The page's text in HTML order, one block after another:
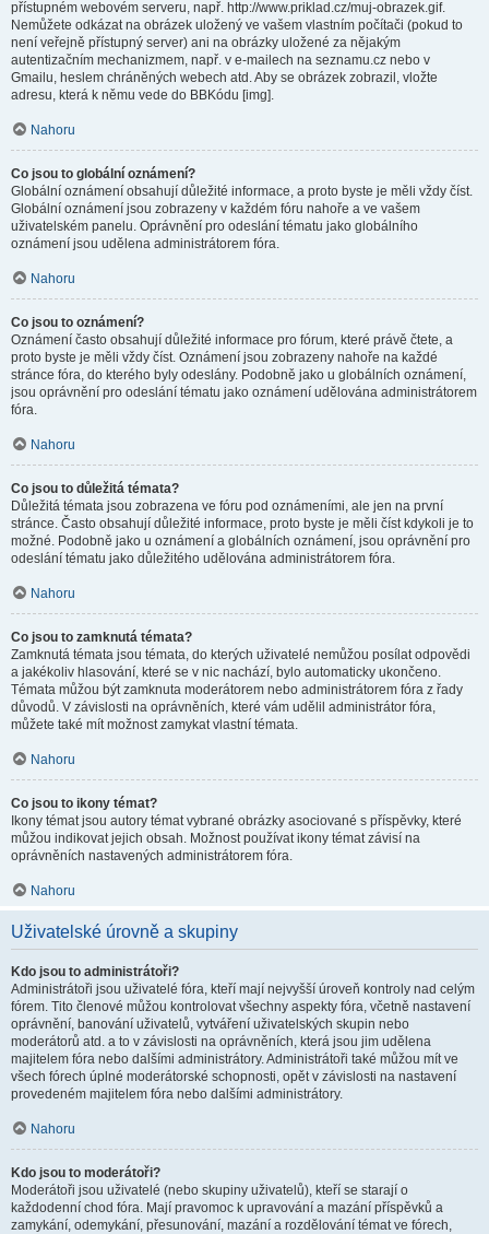
přístupném webovém serveru, např. http://www.priklad.cz/muj-obrazek.gif.
Nemůžete odkázat na obrázek uložený ve vašem vlastním počítači (pokud to
není veřejně přístupný server) ani na obrázky uložené za nějakým
autentizačním mechanizmem, např. v e-mailech na seznamu.cz nebo v
Gmailu, heslem chráněných webech atd. Aby se obrázek zobrazil, vložte
adresu, která k němu vede do BBKódu [img].
Nahoru
Co jsou to globální oznámení?
Globální oznámení obsahují důležité informace, a proto byste je měli vždy číst.
Globální oznámení jsou zobrazeny v každém fóru nahoře a ve vašem
uživatelském panelu. Oprávnění pro odeslání tématu jako globálního
oznámení jsou udělena administrátorem fóra.
Nahoru
Co jsou to oznámení?
Oznámení často obsahují důležité informace pro fórum, které právě čtete, a
proto byste je měli vždy číst. Oznámení jsou zobrazeny nahoře na každé
stránce fóra, do kterého byly odeslány. Podobně jako u globálních oznámení,
jsou oprávnění pro odeslání tématu jako oznámení udělována administrátorem
fóra.
Nahoru
Co jsou to důležitá témata?
Důležitá témata jsou zobrazena ve fóru pod oznámeními, ale jen na první
stránce. Často obsahují důležité informace, proto byste je měli číst kdykoli je to
možné. Podobně jako u oznámení a globálních oznámení, jsou oprávnění pro
odeslání tématu jako důležitého udělována administrátorem fóra.
Nahoru
Co jsou to zamknutá témata?
Zamknutá témata jsou témata, do kterých uživatelé nemůžou posílat odpovědi
a jakékoliv hlasování, které se v nic nachází, bylo automaticky ukončeno.
Témata můžou být zamknuta moderátorem nebo administrátorem fóra z řady
důvodů. V závislosti na oprávněních, které vám udělil administrátor fóra,
můžete také mít možnost zamykat vlastní témata.
Nahoru
Co jsou to ikony témat?
Ikony témat jsou autory témat vybrané obrázky asociované s příspěvky, které
můžou indikovat jejich obsah. Možnost používat ikony témat závisí na
oprávněních nastavených administrátorem fóra.
Nahoru
Uživatelské úrovně a skupiny
Kdo jsou to administrátoři?
Administrátoři jsou uživatelé fóra, kteří mají nejvyšší úroveň kontroly nad celým
fórem. Tito členové můžou kontrolovat všechny aspekty fóra, včetně nastavení
oprávnění, banování uživatelů, vytváření uživatelských skupin nebo
moderátorů atd. a to v závislosti na oprávněních, která jsou jim udělena
majitelem fóra nebo dalšími administrátory. Administrátoři také můžou mít ve
všech fórech úplné moderátorské schopnosti, opět v závislosti na nastavení
provedeném majitelem fóra nebo dalšími administrátory.
Nahoru
Kdo jsou to moderátoři?
Moderátoři jsou uživatelé (nebo skupiny uživatelů), kteří se starají o
každodenní chod fóra. Mají pravomoc k upravování a mazání příspěvků a
zamykání, odemykání, přesunování, mazání a rozdělování témat ve fórech,